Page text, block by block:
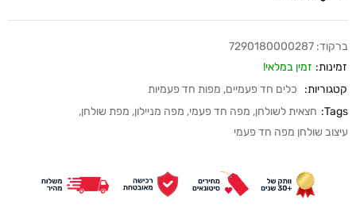
ברקוד: 7290180000287
זמינות: זמין במלאי!
קטגוריות:
כלים חד פעמיים, מפות חד פעמיות
Tags: חצאית לשולחן, מפה חד פעמי, מפה מניילון, מפת שולחן,
עיצוב שולחן מפה חד פעמי